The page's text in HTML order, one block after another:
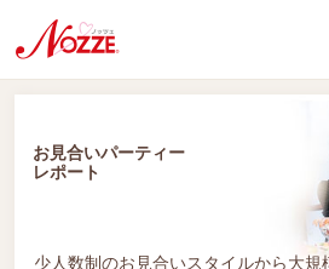
お見合いパーティー
レポート
少人数制のお見合いスタイルから大規